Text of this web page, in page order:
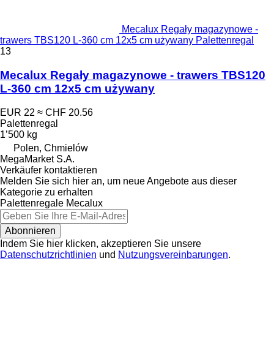
Mecalux Regały magazynowe -
trawers TBS120 L-360 cm 12x5 cm używany Palettenregal
13
Mecalux Regały magazynowe - trawers TBS120
L-360 cm 12x5 cm używany
EUR 22 ≈ CHF 20.56
Palettenregal
1’500 kg
Polen, Chmielów
MegaMarket S.A.
Verkäufer kontaktieren
Melden Sie sich hier an, um neue Angebote aus dieser
Kategorie zu erhalten
Palettenregale Mecalux
Abonnieren
Indem Sie hier klicken, akzeptieren Sie unsere
Datenschutzrichtlinien und Nutzungsvereinbarungen.